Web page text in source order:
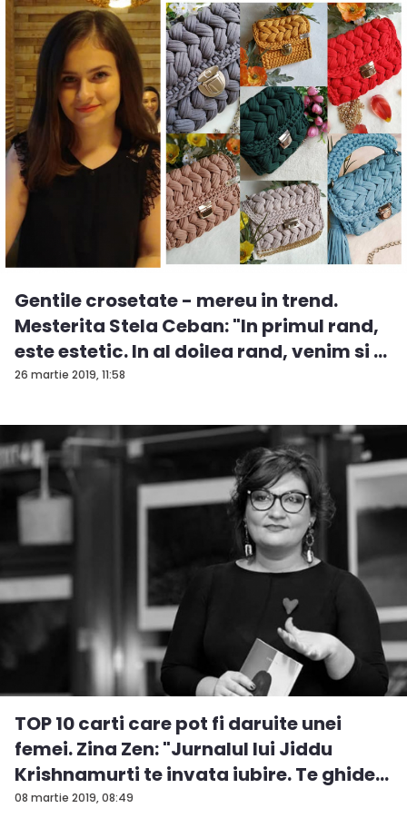
26 martie 2019, 11:58
Gentile crosetate - mereu in trend.
Mesterita Stela Ceban: "In primul rand,
este estetic. In al doilea rand, venim si ...
08 martie 2019, 08:49
TOP 10 carti care pot fi daruite unei
femei. Zina Zen: "Jurnalul lui Jiddu
Krishnamurti te invata iubire. Te ghide...